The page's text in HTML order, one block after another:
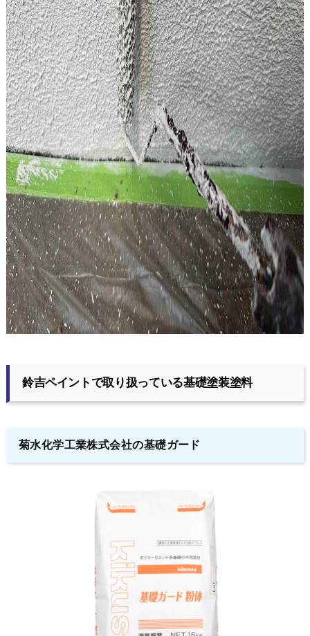
鈴吉ペイントで取り扱っている基礎塗装塗料
菊水化学工業株式会社の基礎ガード